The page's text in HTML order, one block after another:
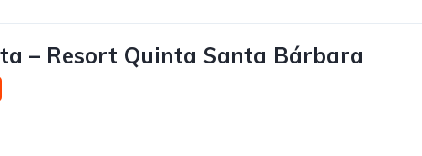
– Resort Quinta Santa Bárbara